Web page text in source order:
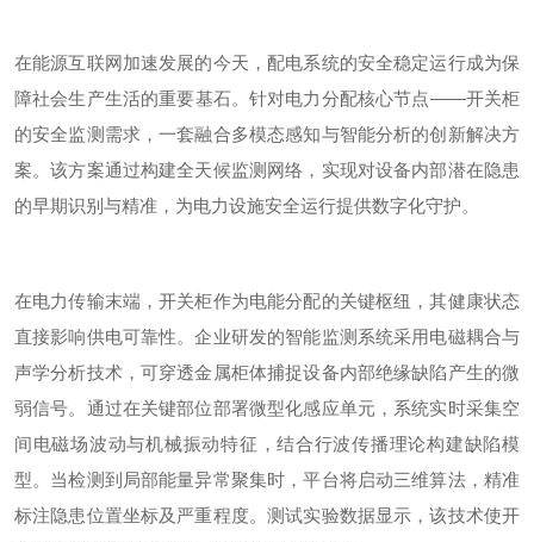
在能源互联网加速发展的今天，配电系统的安全稳定运行成为保
障社会生产生活的重要基石。针对电力分配核心节点——开关柜
的安全监测需求，一套融合多模态感知与智能分析的创新解决方
案。该方案通过构建全天候监测网络，实现对设备内部潜在隐患
的早期识别与精准，为电力设施安全运行提供数字化守护。
在电力传输末端，开关柜作为电能分配的关键枢纽，其健康状态
直接影响供电可靠性。企业研发的智能监测系统采用电磁耦合与
声学分析技术，可穿透金属柜体捕捉设备内部绝缘缺陷产生的微
弱信号。通过在关键部位部署微型化感应单元，系统实时采集空
间电磁场波动与机械振动特征，结合行波传播理论构建缺陷模
型。当检测到局部能量异常聚集时，平台将启动三维算法，精准
标注隐患位置坐标及严重程度。测试实验数据显示，该技术使开